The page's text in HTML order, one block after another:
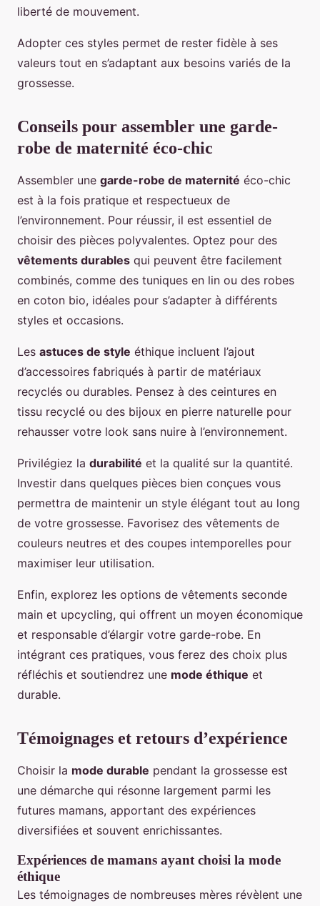
liberté de mouvement.
Adopter ces styles permet de rester fidèle à ses
valeurs tout en s’adaptant aux besoins variés de la
grossesse.
Conseils pour assembler une garde-
robe de maternité éco-chic
Assembler une garde-robe de maternité éco-chic
est à la fois pratique et respectueux de
l’environnement. Pour réussir, il est essentiel de
choisir des pièces polyvalentes. Optez pour des
vêtements durables qui peuvent être facilement
combinés, comme des tuniques en lin ou des robes
en coton bio, idéales pour s’adapter à différents
styles et occasions.
Les astuces de style éthique incluent l’ajout
d’accessoires fabriqués à partir de matériaux
recyclés ou durables. Pensez à des ceintures en
tissu recyclé ou des bijoux en pierre naturelle pour
rehausser votre look sans nuire à l’environnement.
Privilégiez la durabilité et la qualité sur la quantité.
Investir dans quelques pièces bien conçues vous
permettra de maintenir un style élégant tout au long
de votre grossesse. Favorisez des vêtements de
couleurs neutres et des coupes intemporelles pour
maximiser leur utilisation.
Enfin, explorez les options de vêtements seconde
main et upcycling, qui offrent un moyen économique
et responsable d’élargir votre garde-robe. En
intégrant ces pratiques, vous ferez des choix plus
réfléchis et soutiendrez une mode éthique et
durable.
Témoignages et retours d’expérience
Choisir la mode durable pendant la grossesse est
une démarche qui résonne largement parmi les
futures mamans, apportant des expériences
diversifiées et souvent enrichissantes.
Expériences de mamans ayant choisi la mode
éthique
Les témoignages de nombreuses mères révèlent une